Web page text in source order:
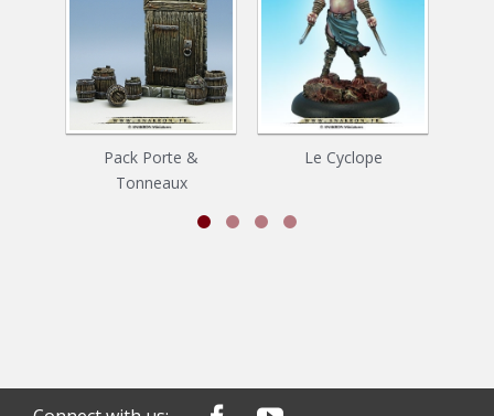
Pack Porte &
Tonneaux
Le Cyclope